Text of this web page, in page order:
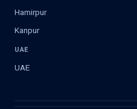
Hamirpur
Kanpur
UAE
UAE